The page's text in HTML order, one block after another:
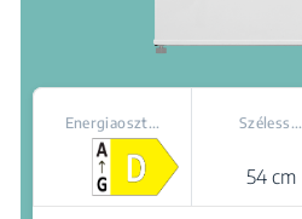
Energiaoszt... Széless...
54 cm